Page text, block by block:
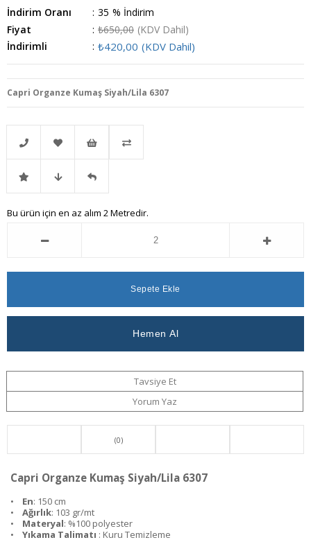
İndirim Oranı : %
35
İndirim
Fiyat
: ₺650,00 (KDV Dahil)
İndirimli
: ₺420,00 (KDV Dahil)
Capri Organze Kumaş Siyah/Lila 6307
Telefonla
Sipariş
Favorilere
Ekle
İstek
Listeme
İndirimli Fiyat
Ver
Gelince
Bu ürün için en az alım 2 Metredir.
Tavsiye Et
Yorum Yaz
(0)
Capri Organze Kumaş Siyah/Lila 6307
• En: 150 cm
• Ağırlık: 103 gr/mt
•
Materyal: %100 polyester
• Yıkama Talimatı : Kuru Temizleme